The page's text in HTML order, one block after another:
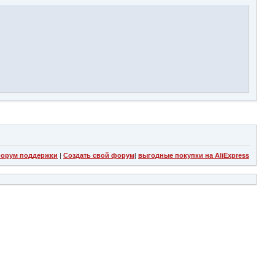
поддержки | Создать свой форум| выгодные покупки на AliExpress